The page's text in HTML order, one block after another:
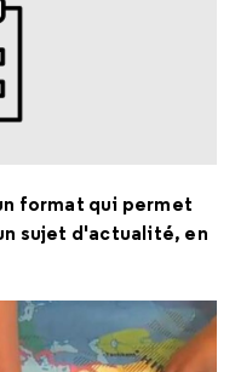
format qui permet
sujet d'actualité, en